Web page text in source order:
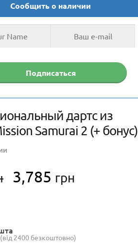
дартс из
Samurai 2 (+ бонус)
Первоначальная
4,055 грн.
3,785 грн
Сообщить о наличии
(від 2400 безкоштовно)